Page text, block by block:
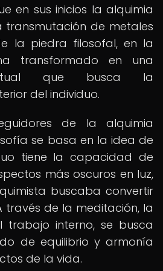
en sus inicios la alquimia
de metales
la piedra filosofal, en la
transformado en una
que busca la
del individuo.
de la alquimia
se basa en la idea de
tiene la capacidad de
más oscuros en luz,
buscaba convertir
través de la meditación, la
trabajo interno, se busca
de equilibrio y armonía
de la vida.